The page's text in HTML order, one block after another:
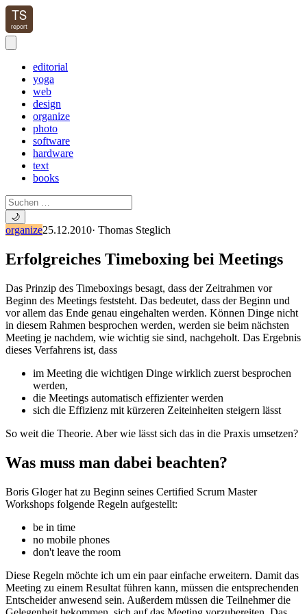
editorial
yoga
web
design
organize
photo
software
hardware
text
books
🌙
organize25.12.2010· Thomas Steglich
Erfolgreiches Timeboxing bei Meetings
Das Prinzip des Timeboxings besagt, dass der Zeitrahmen vor
Beginn des Meetings feststeht. Das bedeutet, dass der Beginn und
vor allem das Ende genau eingehalten werden. Können Dinge nicht
in diesem Rahmen besprochen werden, werden sie beim nächsten
Meeting je nachdem, wie wichtig sie sind, nachgeholt. Das Ergebnis
dieses Verfahrens ist, dass
im Meeting die wichtigen Dinge wirklich zuerst besprochen
werden,
die Meetings automatisch effizienter werden
sich die Effizienz mit kürzeren Zeiteinheiten steigern lässt
So weit die Theorie. Aber wie lässt sich das in die Praxis umsetzen?
Was muss man dabei beachten?
Boris Gloger hat zu Beginn seines Certified Scrum Master
Workshops folgende Regeln aufgestellt:
be in time
no mobile phones
don't leave the room
Diese Regeln möchte ich um ein paar einfache erweitern. Damit das
Meeting zu einem Resultat führen kann, müssen die entsprechenden
Entscheider anwesend sein. Außerdem müssen die Teilnehmer die